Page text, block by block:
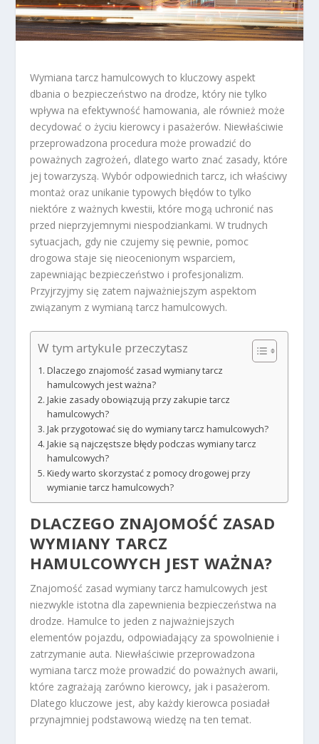
Wymiana tarcz hamulcowych to kluczowy aspekt
dbania o bezpieczeństwo na drodze, który nie tylko
wpływa na efektywność hamowania, ale również może
decydować o życiu kierowcy i pasażerów. Niewłaściwie
przeprowadzona procedura może prowadzić do
poważnych zagrożeń, dlatego warto znać zasady, które
jej towarzyszą. Wybór odpowiednich tarcz, ich właściwy
montaż oraz unikanie typowych błędów to tylko
niektóre z ważnych kwestii, które mogą uchronić nas
przed nieprzyjemnymi niespodziankami. W trudnych
sytuacjach, gdy nie czujemy się pewnie, pomoc
drogowa staje się nieocenionym wsparciem,
zapewniając bezpieczeństwo i profesjonalizm.
Przyjrzyjmy się zatem najważniejszym aspektom
związanym z wymianą tarcz hamulcowych.
W tym artykule przeczytasz
Dlaczego znajomość zasad wymiany tarcz
hamulcowych jest ważna?
Jakie zasady obowiązują przy zakupie tarcz
hamulcowych?
Jak przygotować się do wymiany tarcz hamulcowych?
Jakie są najczęstsze błędy podczas wymiany tarcz
hamulcowych?
Kiedy warto skorzystać z pomocy drogowej przy
wymianie tarcz hamulcowych?
DLACZEGO ZNAJOMOŚĆ ZASAD
WYMIANY TARCZ
HAMULCOWYCH JEST WAŻNA?
Znajomość zasad wymiany tarcz hamulcowych jest
niezwykle istotna dla zapewnienia bezpieczeństwa na
drodze. Hamulce to jeden z najważniejszych
elementów pojazdu, odpowiadający za spowolnienie i
zatrzymanie auta. Niewłaściwie przeprowadzona
wymiana tarcz może prowadzić do poważnych awarii,
które zagrażają zarówno kierowcy, jak i pasażerom.
Dlatego kluczowe jest, aby każdy kierowca posiadał
przynajmniej podstawową wiedzę na ten temat.